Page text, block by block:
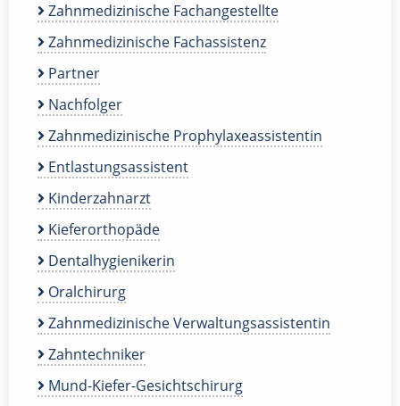
Zahnmedizinische Fachangestellte
Zahnmedizinische Fachassistenz
Partner
Nachfolger
Zahnmedizinische Prophylaxeassistentin
Entlastungsassistent
Kinderzahnarzt
Kieferorthopäde
Dentalhygienikerin
Oralchirurg
Zahnmedizinische Verwaltungsassistentin
Zahntechniker
Mund-Kiefer-Gesichtschirurg